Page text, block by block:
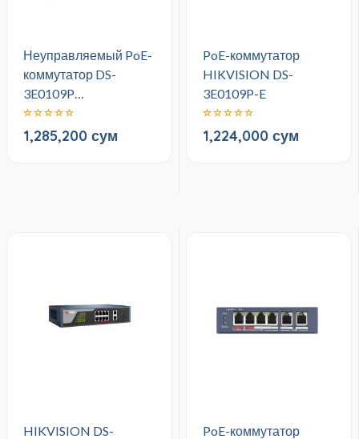
Неуправляемый PoE-
коммутатор DS-
3E0109P…
1,285,200 сум
PoE-коммутатор
HIKVISION DS-
3E0109P-E
1,224,000 сум
HIKVISION DS-
PoE-коммутатор